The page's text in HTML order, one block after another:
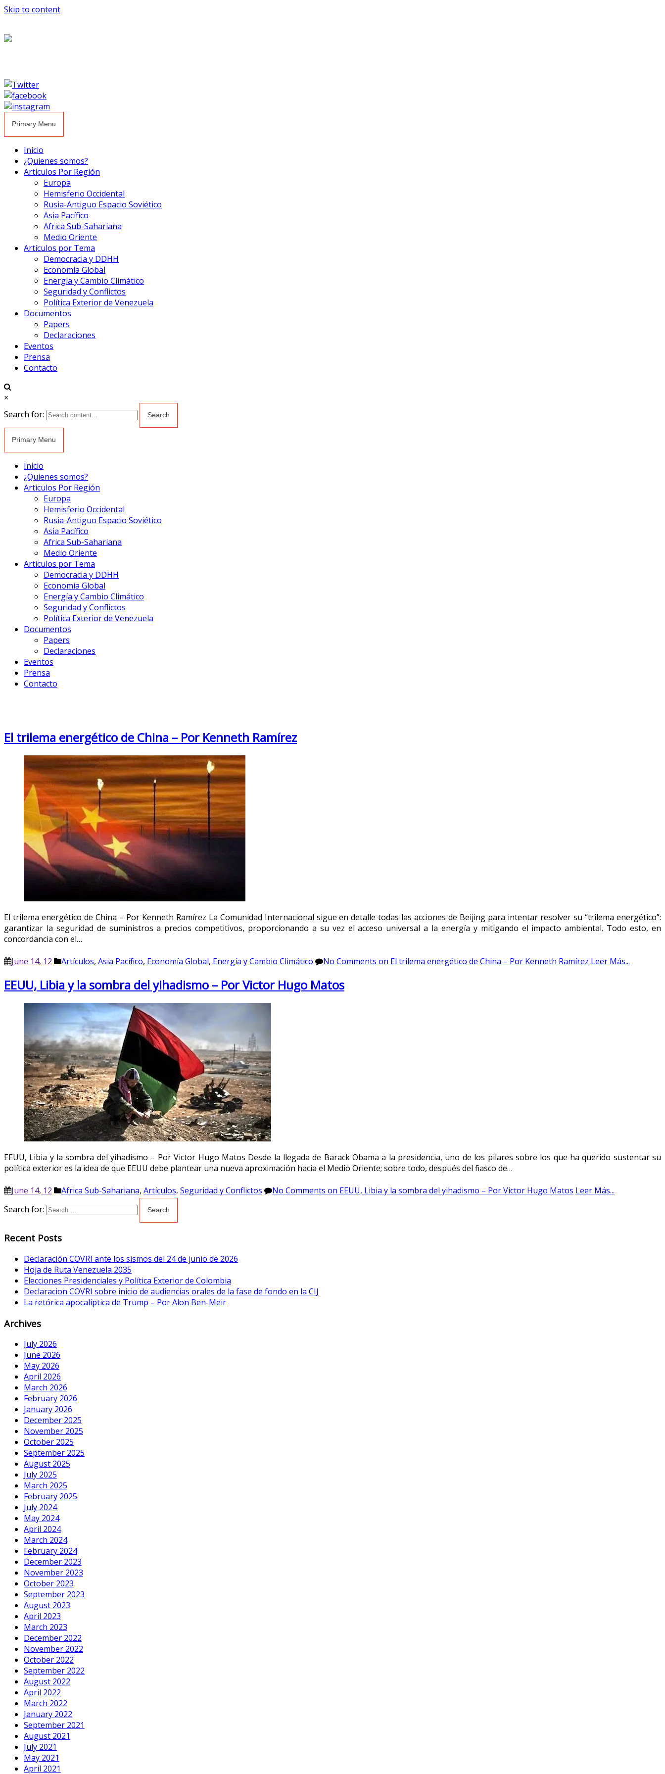
Skip to content
Primary Menu
Inicio
¿Quienes somos?
Articulos Por Región
Europa
Hemisferio Occidental
Rusia-Antiguo Espacio Soviético
Asia Pacífico
Africa Sub-Sahariana
Medio Oriente
Artículos por Tema
Democracia y DDHH
Economía Global
Energía y Cambio Climático
Seguridad y Conflictos
Política Exterior de Venezuela
Documentos
Papers
Declaraciones
Eventos
Prensa
Contacto
×
Search for:
Primary Menu
Inicio
¿Quienes somos?
Articulos Por Región
Europa
Hemisferio Occidental
Rusia-Antiguo Espacio Soviético
Asia Pacífico
Africa Sub-Sahariana
Medio Oriente
Artículos por Tema
Democracia y DDHH
Economía Global
Energía y Cambio Climático
Seguridad y Conflictos
Política Exterior de Venezuela
Documentos
Papers
Declaraciones
Eventos
Prensa
Contacto
El trilema energético de China – Por Kenneth Ramírez
El trilema energético de China – Por Kenneth Ramírez La Comunidad Internacional sigue en detalle todas las acciones de Beijing para intentar resolver su “trilema energético”:
garantizar la seguridad de suministros a precios competitivos, proporcionando a su vez el acceso universal a la energía y mitigando el impacto ambiental. Todo esto, en
concordancia con el…
June 14, 12 Artículos, Asia Pacífico, Economía Global, Energía y Cambio Climático No Comments on El trilema energético de China – Por Kenneth Ramírez Leer Más...
EEUU, Libia y la sombra del yihadismo – Por Victor Hugo Matos
EEUU, Libia y la sombra del yihadismo – Por Victor Hugo Matos Desde la llegada de Barack Obama a la presidencia, uno de los pilares sobre los que ha querido sustentar su
política exterior es la idea de que EEUU debe plantear una nueva aproximación hacia el Medio Oriente; sobre todo, después del fiasco de…
June 14, 12 Africa Sub-Sahariana, Artículos, Seguridad y Conflictos No Comments on EEUU, Libia y la sombra del yihadismo – Por Victor Hugo Matos Leer Más...
Search for:
Recent Posts
Declaración COVRI ante los sismos del 24 de junio de 2026
Hoja de Ruta Venezuela 2035
Elecciones Presidenciales y Política Exterior de Colombia
Declaracion COVRI sobre inicio de audiencias orales de la fase de fondo en la CIJ
La retórica apocalíptica de Trump – Por Alon Ben-Meir
Archives
July 2026
June 2026
May 2026
April 2026
March 2026
February 2026
January 2026
December 2025
November 2025
October 2025
September 2025
August 2025
July 2025
March 2025
February 2025
July 2024
May 2024
April 2024
March 2024
February 2024
December 2023
November 2023
October 2023
September 2023
August 2023
April 2023
March 2023
December 2022
November 2022
October 2022
September 2022
August 2022
April 2022
March 2022
January 2022
September 2021
August 2021
July 2021
May 2021
April 2021